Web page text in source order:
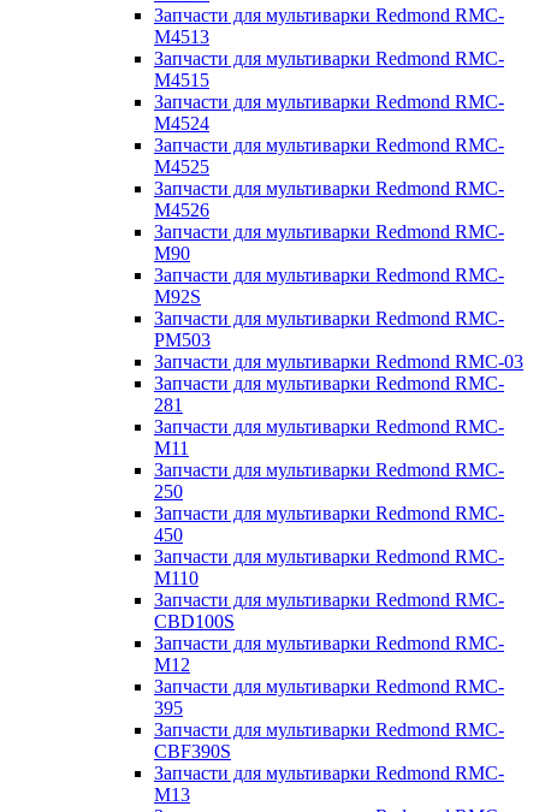
Запчасти для мультиварки Redmond RMC-
M4513
Запчасти для мультиварки Redmond RMC-
M4515
Запчасти для мультиварки Redmond RMC-
M4524
Запчасти для мультиварки Redmond RMC-
M4525
Запчасти для мультиварки Redmond RMC-
M4526
Запчасти для мультиварки Redmond RMC-
M90
Запчасти для мультиварки Redmond RMC-
M92S
Запчасти для мультиварки Redmond RMC-
PM503
Запчасти для мультиварки Redmond RMC-03
Запчасти для мультиварки Redmond RMC-
281
Запчасти для мультиварки Redmond RMC-
M11
Запчасти для мультиварки Redmond RMC-
250
Запчасти для мультиварки Redmond RMC-
450
Запчасти для мультиварки Redmond RMC-
M110
Запчасти для мультиварки Redmond RMC-
CBD100S
Запчасти для мультиварки Redmond RMC-
M12
Запчасти для мультиварки Redmond RMC-
395
Запчасти для мультиварки Redmond RMC-
CBF390S
Запчасти для мультиварки Redmond RMC-
M13